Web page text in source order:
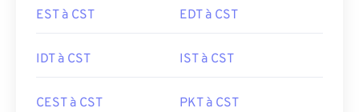
EST à CST EDT à CST
IDT à CST IST à CST
CEST à CST PKT à CST